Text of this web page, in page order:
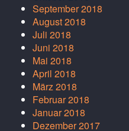
September 2018
August 2018
Juli 2018
Juni 2018
Mai 2018
April 2018
März 2018
Februar 2018
Januar 2018
Dezember 2017